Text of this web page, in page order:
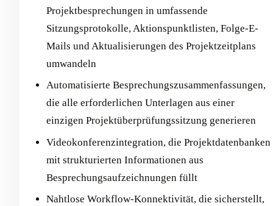
Projektbesprechungen in umfassende
Sitzungsprotokolle, Aktionspunktlisten, Folge-E-
Mails und Aktualisierungen des Projektzeitplans
umwandeln
Automatisierte Besprechungszusammenfassungen,
die alle erforderlichen Unterlagen aus einer
einzigen Projektüberprüfungssitzung generieren
Videokonferenzintegration, die Projektdatenbanken
mit strukturierten Informationen aus
Besprechungsaufzeichnungen füllt
Nahtlose Workflow-Konnektivität, die sicherstellt,